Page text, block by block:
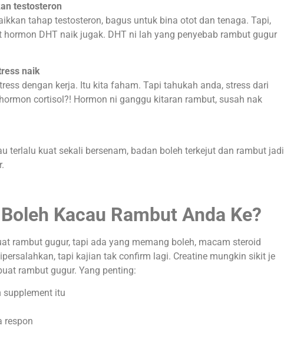
testosteron
tahap testosteron, bagus untuk bina otot dan tenaga. Tapi,
DHT naik jugak. DHT ni lah yang penyebab rambut gugur
naik
dengan kerja. Itu kita faham. Tapi tahukah anda, stress dari
cortisol?! Hormon ni ganggu kitaran rambut, susah nak
terlalu kuat sekali bersenam, badan boleh terkejut dan rambut jadi
Kacau Rambut Anda Ke?
rambut gugur, tapi ada yang memang boleh, macam steroid
tapi kajian tak confirm lagi. Creatine mungkin sikit je
rambut gugur. Yang penting:
supplement itu
respon